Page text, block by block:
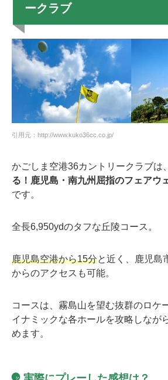
ークラブ
引用元：http://www.kuko36cc.co.jp/
かごしま空港36カントリークラブは、
る！鹿児島・南九州屈指のフェアウ
です。
全長6,950ydのタフな丘陵コース。
鹿児島空港から15分と近く、鹿児島
からのアクセスも可能。
コースは、霧島山を望む抜群のロケ
イナミックな各ホールを攻略しなが
めます。